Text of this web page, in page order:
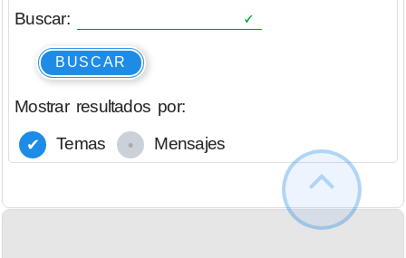
Buscar:
BUSCAR
Mostrar resultados por:
Temas
Mensajes